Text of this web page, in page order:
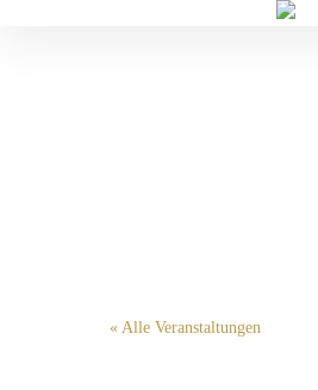
« Alle Veranstaltungen